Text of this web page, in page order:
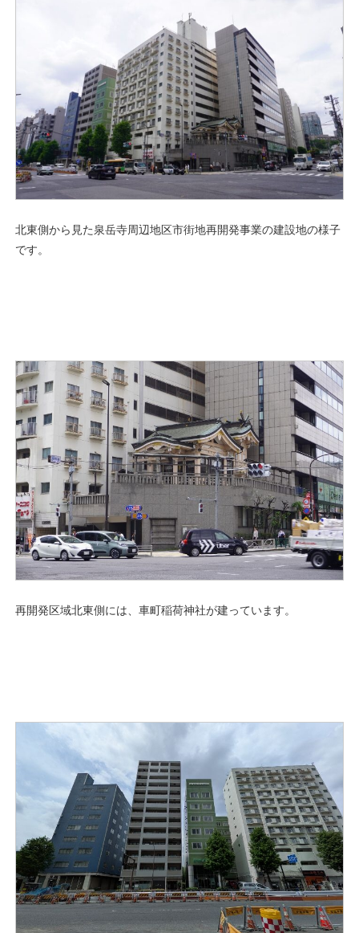
北東側から見た泉岳寺周辺地区市街地再開発事業の建設地の様子
です。
再開発区域北東側には、車町稲荷神社が建っています。